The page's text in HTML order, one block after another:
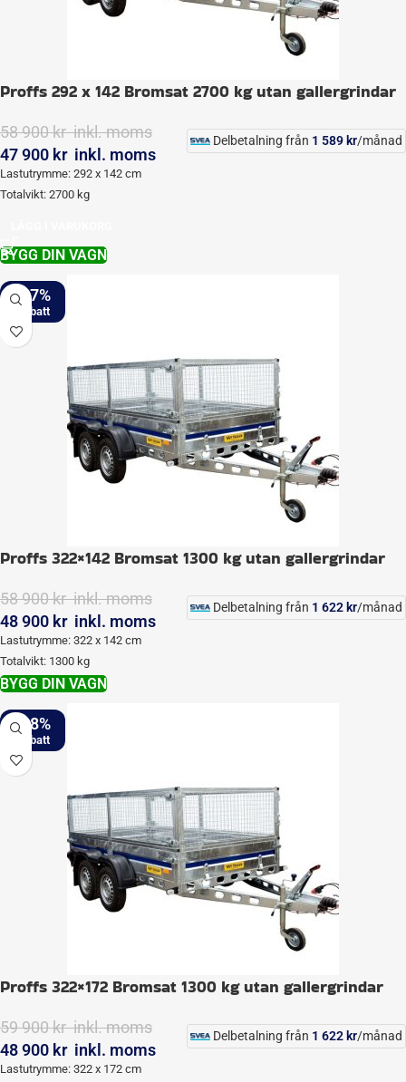
Proffs 292 x 142 Bromsat 2700 kg utan gallergrindar
58 900kr inkl. moms
47 900 kr inkl. moms
Delbetalning från 1 589 kr/månad
Lastutrymme: 292 x 142 cm
Totalvikt: 2700 kg
BYGG DIN VAGN
-17%
Proffs 322×142 Bromsat 1300 kg utan gallergrindar
58 900kr inkl. moms
48 900 kr inkl. moms
Delbetalning från 1 622 kr/månad
Lastutrymme: 322 x 142 cm
Totalvikt: 1300 kg
BYGG DIN VAGN
-18%
Proffs 322×172 Bromsat 1300 kg utan gallergrindar
59 900kr inkl. moms
48 900 kr inkl. moms
Delbetalning från 1 622 kr/månad
Lastutrymme: 322 x 172 cm